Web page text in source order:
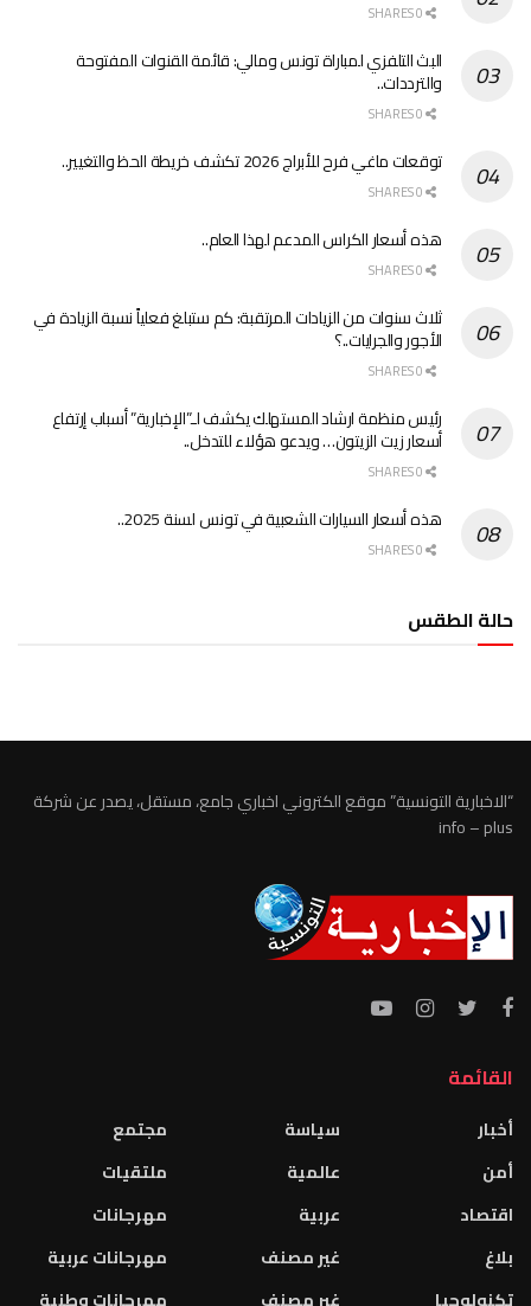
البث التلفزي لمباراة تونس ومالي: قائمة القنوات المفتوحة
والترددات..
توقعات ماغي فرح للأبراج 2026 تكشف خريطة الحظ والتغيير..
هذه أسعار الكراس المدعم لهذا العام..
ثلاث سنوات من الزيادات المرتقبة: كم ستبلغ فعلياً نسبة الزيادة في
الأجور والجرايات..؟
رئيس منظمة ارشاد المستهلك يكشف لـ”الإخبارية” أسباب إرتفاع
أسعار زيت الزيتون… ويدعو هؤلاء للتدخل..
هذه أسعار السيارات الشعبية في تونس لسنة 2025..
حالة الطقس
“الاخبارية التونسية” موقع الكتروني اخباري جامع، مستقل، يصدر عن شركة
info – plus
القائمة
أخبار
أمن
اقتصاد
بلاغ
سياسة
عالمية
عربية
غير مصنف
مجتمع
ملتقيات
مهرجانات
مهرجانات عربية